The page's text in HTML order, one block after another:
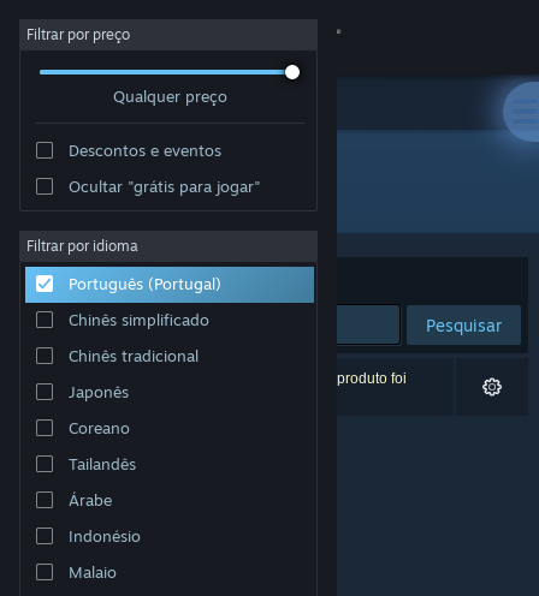
Iniciar sessão
Sobre
Apoio
Alterar idioma
Instala a app móvel do Steam
Ver versão para computadores
Filtrar por preço
Qualquer preço
Descontos e eventos
Ocultar "grátis para jogar"
Filtrar por idioma
Português (Portugal)
Chinês simplificado
Chinês tradicional
Japonês
Coreano
Tailandês
Árabe
Indonésio
Malaio
Developer: Joseph Caero
Ordenar por Relevância
Pesquisar
0 resultados correspondentes à tua pesquisa. 1 produto foi
excluído com base nas tuas preferências.